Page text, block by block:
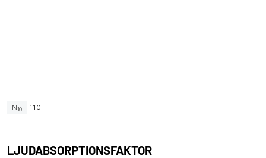
N10 110
LJUDABSORPTIONSFAKTOR